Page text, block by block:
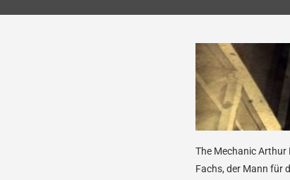
The MechanicArthur
Fachs, der Mann für